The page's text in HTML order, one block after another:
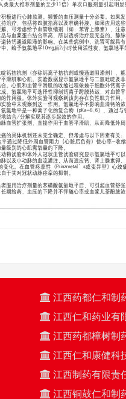
江西药都仁和制
江西仁和药业有
江西药都樟树制
江西仁和康健科
江西制药有限责
江西铜鼓仁和制